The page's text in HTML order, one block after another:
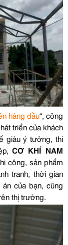
hàng đầu“, công
triển của khách
giàu ý tưởng, thi
CƠ KHÍ NAM
công, sản phẩm
tranh, thời gian
của bạn, cũng
thị trường.